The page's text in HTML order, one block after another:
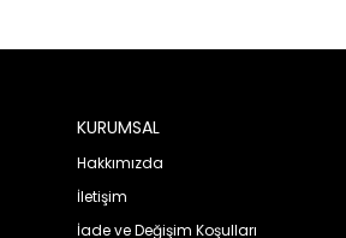
KURUMSAL
Hakkımızda
İletişim
İade ve Değişim Koşulları